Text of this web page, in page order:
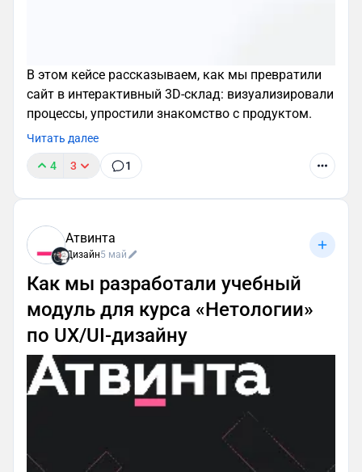
пользователю во взаимодействии с веб-
продуктами компании. Рассмотрим, какие задачи
маскот может решать внутри интерфейсов.
Сквозная визуальная коммуникация
Обычно у компании есть несколько площадок в
Знакомый персонаж, использованный в визуалах
на всех площадках, поможет быстро привыкнуть
к интерфейсу, так как он наполнен уже знакомой
атрибутикой.
В этом кейсе рассказываем, как мы превратили
сайт в интерактивный 3D-склад: визуализировали
процессы, упростили знакомство с продуктом.
Читать далее
4 3 1
Атвинта
Дизайн5 май
Как мы разработали учебный
модуль для курса «Нетологии»
по UX/UI-дизайну